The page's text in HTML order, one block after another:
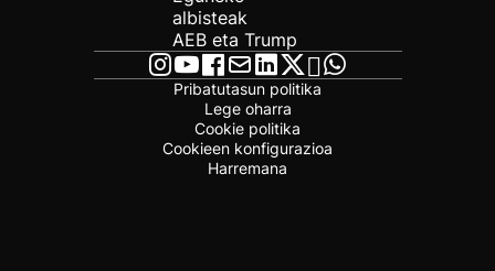
albisteak
AEB eta Trump
Pribatutasun politika
Lege oharra
Cookie politika
Cookieen konfigurazioa
Harremana